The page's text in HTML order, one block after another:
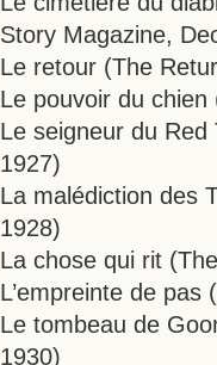
Story Magazine,
Le retour (The
Le pouvoir du
Le seigneur du
1927)
La malédiction des
1928)
La chose qui rit
L’empreinte de
Le tombeau de
1930)